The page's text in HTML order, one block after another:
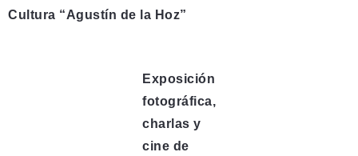
Cultura “Agustín de la Hoz”
Exposición
fotográfica,
charlas y
cine de